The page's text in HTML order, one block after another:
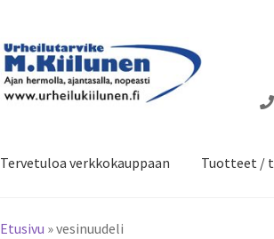
Siirry
navigointiin
Siirry
sisältöön
Tervetuloa verkkokauppaan Tuotteet /
Etusivu »vesinuudeli